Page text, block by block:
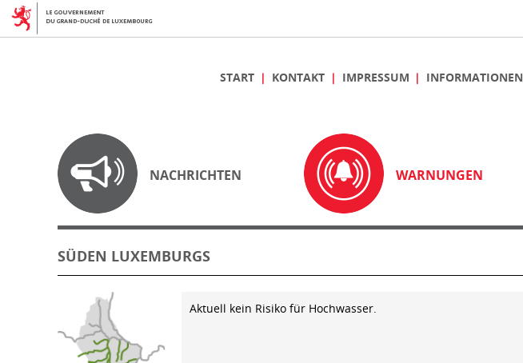
START KONTAKT IMPRESSUM INFORMATIONEN
NACHRICHTEN WARNUNGEN
SÜDEN LUXEMBURGS
Aktuell kein Risiko für Hochwasser.